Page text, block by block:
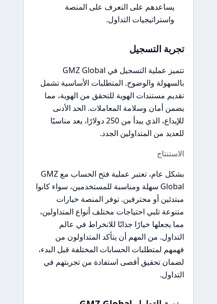
يساعدهم على التعرف على المنصة
واستراتيجيات التداول.
تجربة التسجيل
تتميز عملية التسجيل في GMZ Global
بالسهولة والوضوح. المتطلبات الأساسية تشمل
تقديم مستندات الهوية للتحقق من الهوية، مما
يضمن أمان وسلامة المعاملات. الحد الأدنى
للإيداع، الذي يبدأ من 250 دولارًا، يعد مناسبًا
للعديد من المتداولين الجدد.
الاستنتاج
بشكل عام، تعتبر عملية فتح الحساب مع GMZ
Global سهلة ومناسبة للمستخدمين، سواء كانوا
مبتدئين أو محترفين. توفر المنصة خيارات
متنوعة تلبي احتياجات مختلف أنواع المتداولين،
مما يجعلها خيارًا جذابًا للانخراط في عالم
التداول. من المهم أن يتأكد المتداولون من
فهمهم لمتطلبات الحسابات المختلفة قبل البدء،
لضمان تحقيق أقصى استفادة من تجربتهم في
التداول.